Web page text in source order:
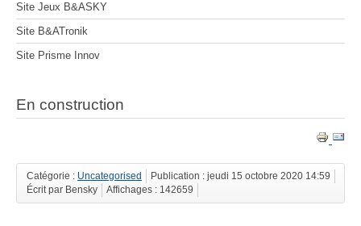
Site Jeux B&ASKY
Site B&ATronik
Site Prisme Innov
En construction
Catégorie : Uncategorised
Publication : jeudi 15 octobre 2020 14:59
Écrit par Bensky
Affichages : 142659